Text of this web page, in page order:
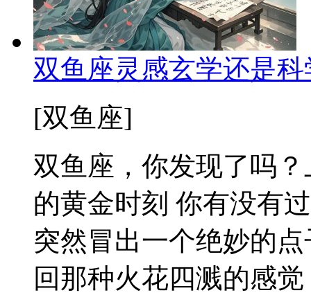
双鱼座灵感玄学还是
[双鱼座]
双鱼座，你发现了吗
的黄金时刻 你有没有
突然冒出一个绝妙的
回那种火花四溅的感